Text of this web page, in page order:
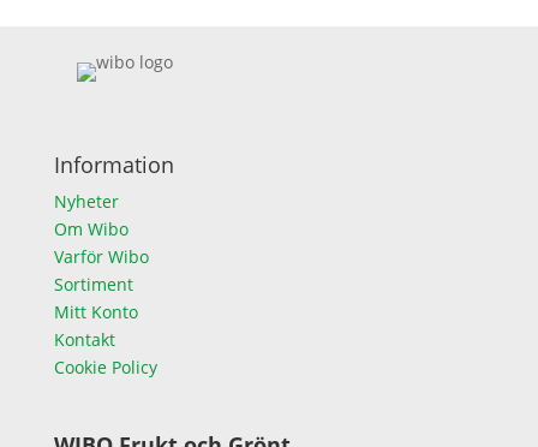
Information
Nyheter
Om Wibo
Varför Wibo
Sortiment
Mitt Konto
Kontakt
Cookie Policy